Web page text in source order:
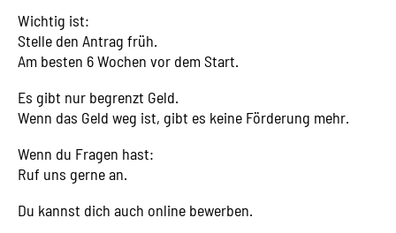
Wichtig ist:
Stelle den Antrag früh.
Am besten 6 Wochen vor dem Start.
Es gibt nur begrenzt Geld.
Wenn das Geld weg ist, gibt es keine Förderung mehr.
Wenn du Fragen hast:
Ruf uns gerne an.
Du kannst dich auch online bewerben.